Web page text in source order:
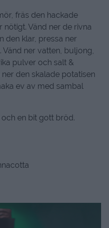
fräs den hackade
Vänd ner de rivna
klar, pressa ner
ner vatten, buljong,
pulver och salt &
den skalade potatisen
en bit gott bröd.